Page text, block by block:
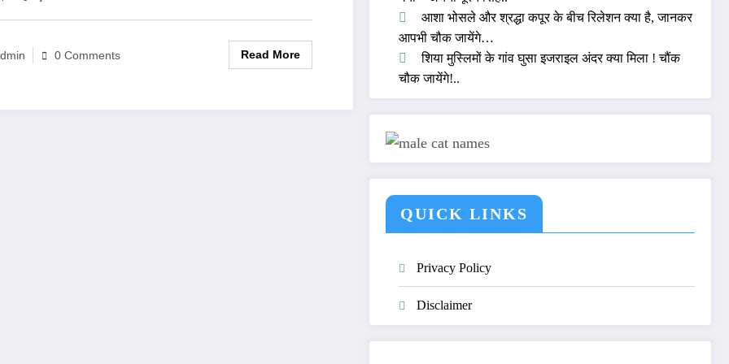
0 Comments Read More
आशा भोसले और श्रद्धा कपूर के बीच रिलेशन क्या है, जानकर
आपभी चौक जायेंगे…
शिया मुस्लिमों के गांव घुसा इजराइल अंदर क्या मिला ! चौंक
चौक जायेंगे!..
QUICK LINKS
Privacy Policy
Disclaimer